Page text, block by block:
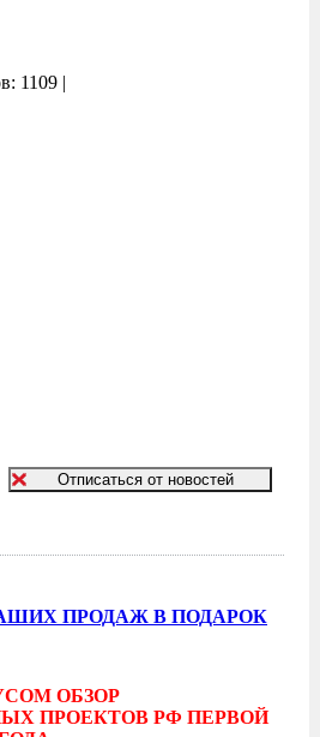
1109 |
ПРОДАЖ В ПОДАРОК
ОБЗОР
ПРОЕКТОВ РФ ПЕРВОЙ